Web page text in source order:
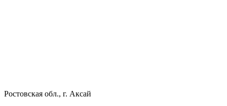
Ростовская обл., г. Аксай